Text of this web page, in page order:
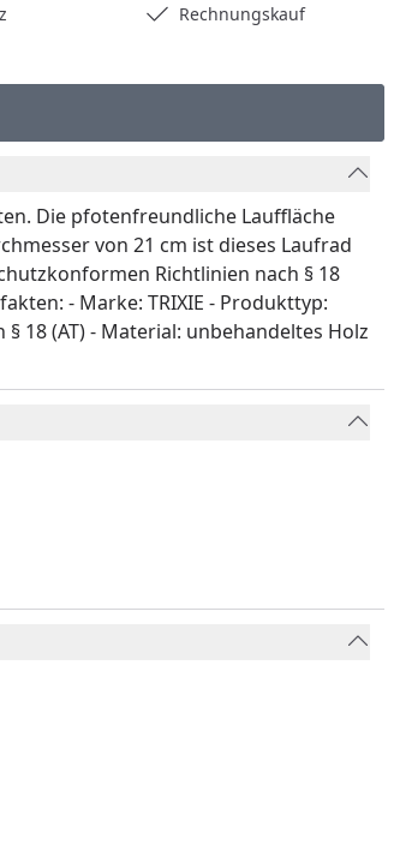
Rechnungskauf
Die pfotenfreundliche Lauffläche
von 21 cm ist dieses Laufrad
Richtlinien nach § 18
- Marke: TRIXIE - Produkttyp:
18 (AT) - Material: unbehandeltes Holz